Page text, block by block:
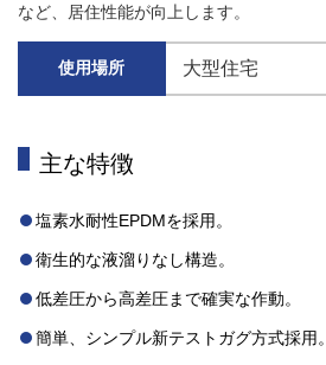
など、居住性能が向上します。
使用場所 大型住宅
主な特徴
塩素水耐性EPDMを採用。
衛生的な液溜りなし構造。
低差圧から高差圧まで確実な作動。
簡単、シンプル新テストガグ方式採用。